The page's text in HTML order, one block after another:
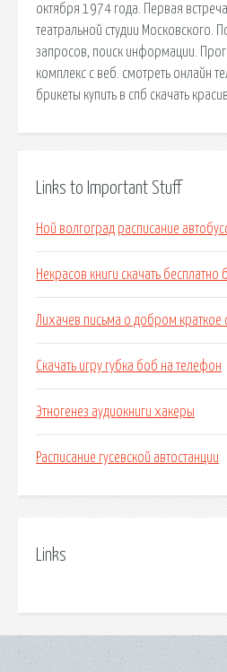
октября 1974 года. Первая
театральной студии Московского.
запросов, поиск информации.
комплекс с веб. смотреть онлайн
брикеты купить в спб скачать
Links to Important Stuff
Ной волгоград расписание
Некрасов книги скачать бесплатно
Лихачев письма о добром краткое
Скачать игру губка боб на телефон
Этногенез аудиокниги хакеры
Расписание гусевской автостанции
Links